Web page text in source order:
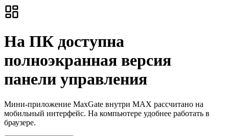
На ПК доступна
полноэкранная версия
панели управления
Мини-приложение MaxGate внутри MAX рассчитано на
мобильный интерфейс. На компьютере удобнее работать в
браузере.